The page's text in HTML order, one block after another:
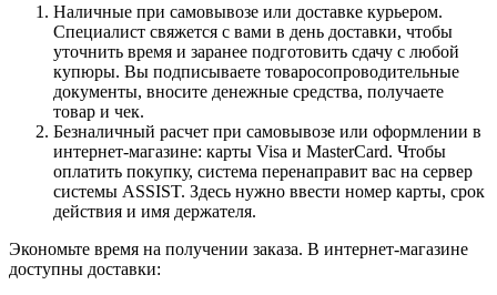
Наличные при самовывозе или доставке курьером.
Специалист свяжется с вами в день доставки, чтобы
уточнить время и заранее подготовить сдачу с любой
купюры. Вы подписываете товаросопроводительные
документы, вносите денежные средства, получаете
товар и чек.
Безналичный расчет при самовывозе или оформлении в
интернет-магазине: карты Visa и MasterCard. Чтобы
оплатить покупку, система перенаправит вас на сервер
системы ASSIST. Здесь нужно ввести номер карты, срок
действия и имя держателя.
Экономьте время на получении заказа. В интернет-магазине
доступны доставки: